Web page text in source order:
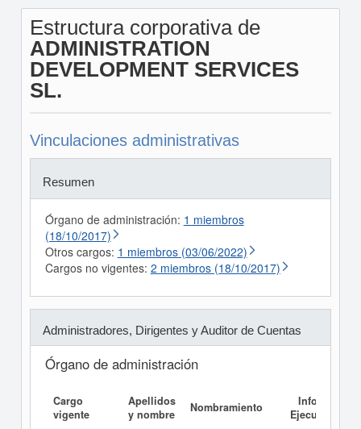
Estructura corporativa de
ADMINISTRATION
DEVELOPMENT SERVICES
SL.
Vinculaciones administrativas
Resumen
Órgano de administración: 1 miembros
(18/10/2017)
Otros cargos: 1 miembros (03/06/2022)
Cargos no vigentes: 2 miembros (18/10/2017)
Administradores, Dirigentes y Auditor de Cuentas
Órgano de administración
Cargo
vigente
Apellidos
y nombre
Nombramiento
Informe
Ejecutivo